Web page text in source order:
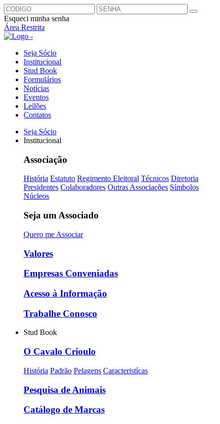
Esqueci minha senha
Área Restrita
Seja Sócio
Institucional
Stud Book
Formulários
Notícias
Eventos
Leilões
Contatos
Seja Sócio
Institucional
Associação
História Estatuto Regimento Eleitoral Técnicos Diretoria
Presidentes Colaboradores Outras Associações Símbolos
Núcleos
Seja um Associado
Quero me Associar
Valores
Empresas Conveniadas
Acesso à Informação
Trabalhe Conosco
Stud Book
O Cavalo Crioulo
História Padrão Pelagens Caracteristícas
Pesquisa de Animais
Catálogo de Marcas